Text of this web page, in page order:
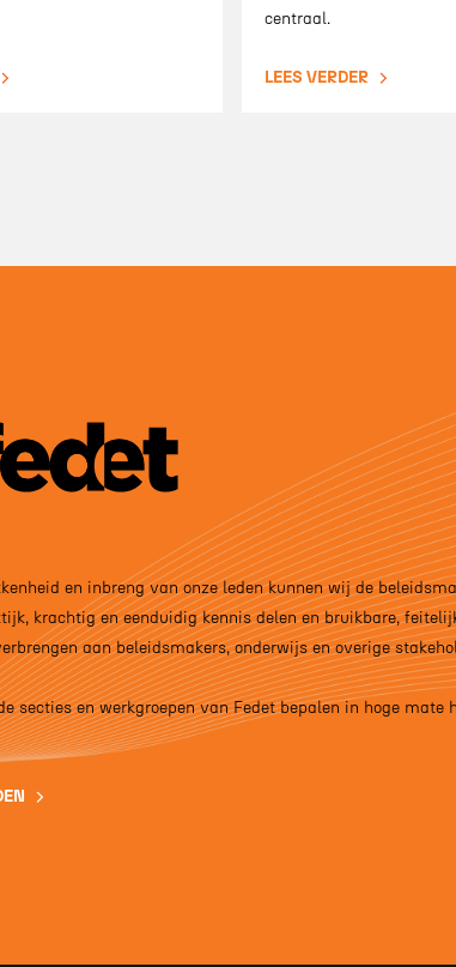
centraal.
LEES VERDER
en inbreng van onze leden kunnen wij de
krachtig en eenduidig kennis delen en bruikbare,
aan beleidsmakers, onderwijs en overige
secties en werkgroepen van Fedet bepalen in hoge mate